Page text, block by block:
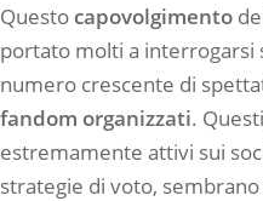
Questo capovolgimento
portato molti a interrogarsi
numero crescente di
fandom organizzati.
estremamente attivi sui
strategie di voto, sembrano